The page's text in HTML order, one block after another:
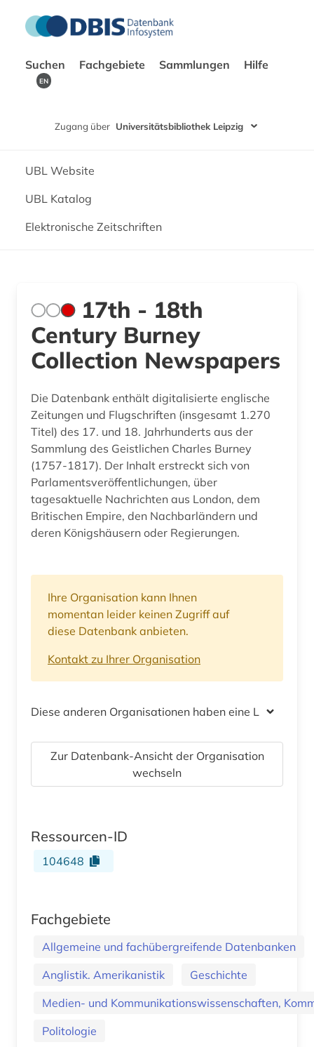
Suchen Fachgebiete Sammlungen Hilfe
EN
Zugang über Universitätsbibliothek Leipzig
UBL Website
UBL Katalog
Elektronische Zeitschriften
17th - 18th
Century Burney
Collection Newspapers
Die Datenbank enthält digitalisierte englische
Zeitungen und Flugschriften (insgesamt 1.270
Titel) des 17. und 18. Jahrhunderts aus der
Sammlung des Geistlichen Charles Burney
(1757-1817). Der Inhalt erstreckt sich von
Parlamentsveröffentlichungen, über
tagesaktuelle Nachrichten aus London, dem
Britischen Empire, den Nachbarländern und
deren Königshäusern oder Regierungen.
Ihre Organisation kann Ihnen
momentan leider keinen Zugriff auf
diese Datenbank anbieten.
Kontakt zu Ihrer Organisation
Diese anderen Organisationen haben eine Lizenz
Zur Datenbank-Ansicht der Organisation
wechseln
Ressourcen-ID
104648
Fachgebiete
Allgemeine und fachübergreifende Datenbanken
Anglistik. Amerikanistik
Geschichte
Medien- und Kommunikationswissenschaften,
Politologie